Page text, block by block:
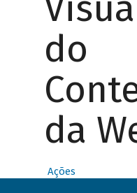
do
da
Ações